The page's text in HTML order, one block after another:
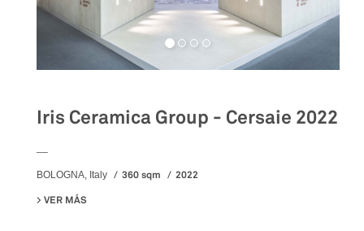
Iris Ceramica Group - Cersaie 2022
BOLOGNA, Italy 360 sqm
2022
VER MÁS